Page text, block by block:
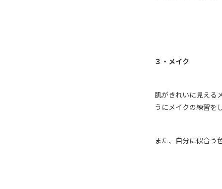
３・メイク
肌がきれいに見える
うにメイクの練習を
また、自分に似合う